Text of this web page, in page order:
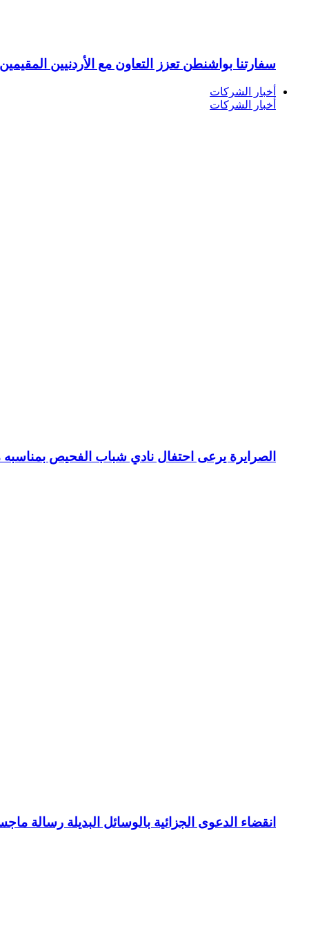
سفارتنا بواشنطن تعزز التعاون مع الأردنيين المقيمين
أخبار الشركات
أخبار الشركات
الصرايرة يرعى احتفال نادي شباب الفحيص
انقضاء الدعوى الجزائية بالوسائل البديلة رسالة